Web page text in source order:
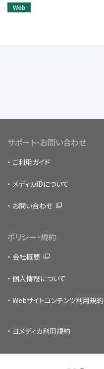
Web
サポート・お問い合わせ
ご利用ガイド
メディカIDについて
お問い合わせ
ポリシー・規約
会社概要
個人情報について
Webサイトコンテンツ利用規約
ヨメディカ利用規約